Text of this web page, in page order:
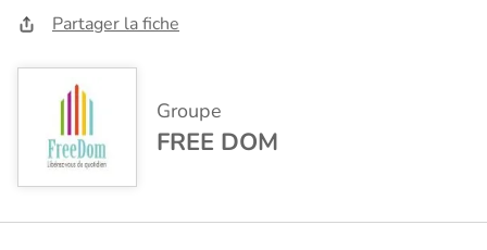
Partager la fiche
Groupe
FREE DOM